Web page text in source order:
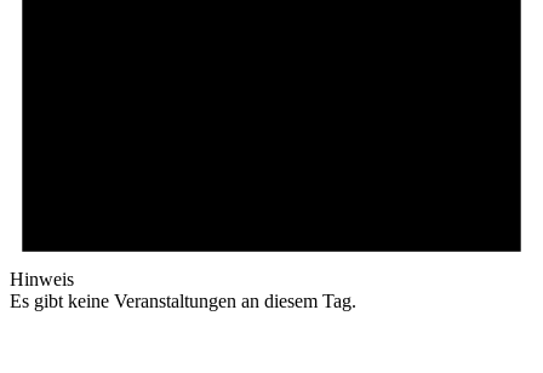
Hinweis
Es gibt keine Veranstaltungen an diesem Tag.